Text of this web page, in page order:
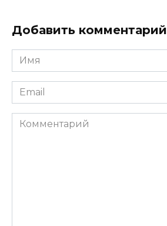
Добавить комментарий
Имя
*
Email
*
Комментарий